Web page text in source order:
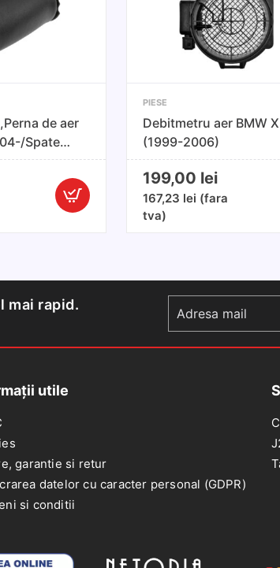
de aer
Spate
Cantitate
aer
BMW
5
PIESE
Debitmetru aer BMW
(1999-2006)
199,00 lei
167,23 lei (fara
tva)
mai rapid.
utile
garantie si retur
datelor cu caracter personal (GDPR)
si conditii